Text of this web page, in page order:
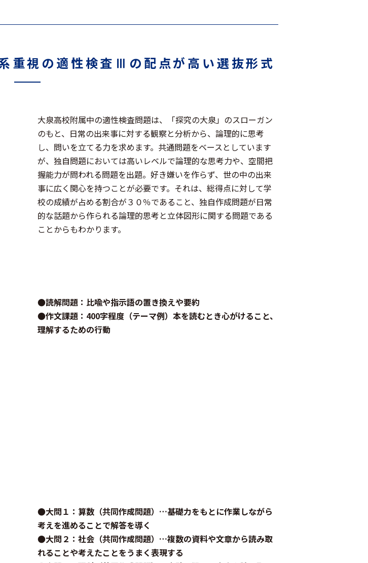
重視の適性検査Ⅲの配点が高い選抜形式
大泉高校附属中の適性検査問題は、「探究の大泉」のスローガン
のもと、日常の出来事に対する観察と分析から、論理的に思考
し、問いを立てる力を求めます。共通問題をベースとしています
が、独自問題においては高いレベルで論理的な思考力や、空間把
握能力が問われる問題を出題。好き嫌いを作らず、世の中の出来
事に広く関心を持つことが必要です。それは、総得点に対して学
校の成績が占める割合が３０％であること、独自作成問題が日常
的な話題から作られる論理的思考と立体図形に関する問題である
ことからもわかります。
●読解問題：比喩や指示語の置き換えや要約
●作文課題：400字程度（テーマ例）本を読むとき心がけること、
理解するための行動
●大問１：算数（共同作成問題）…基礎力をもとに作業しながら
考えを進めることで解答を導く
●大問２：社会（共同作成問題）…複数の資料や文章から読み取
れることや考えたことをうまく表現する